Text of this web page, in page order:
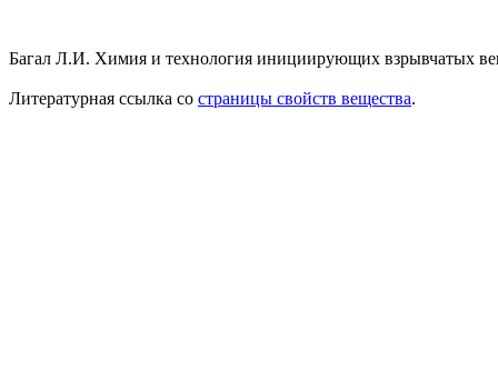
Багал Л.И. Химия и технология инициирующих взрывчатых
Литературная ссылка со страницы свойств вещества.